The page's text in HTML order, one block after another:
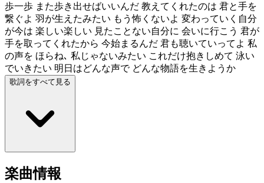
歩一歩 また歩き出せばいいんだ 教えてくれたのは 君と手を
繋ぐよ 羽が生えたみたい もう怖くないよ 変わっていく自分
が今は 楽しい楽しい 見たことない自分に 会いに行こう 君が
手を取ってくれたから 今始まるんだ 君も聴いていってよ 私
の声を ほらね､ 私じゃないみたい これだけ抱きしめて 泳い
でいきたい 明日はどんな声で どんな物語を生きようか
歌詞をすべて見る
楽曲情報